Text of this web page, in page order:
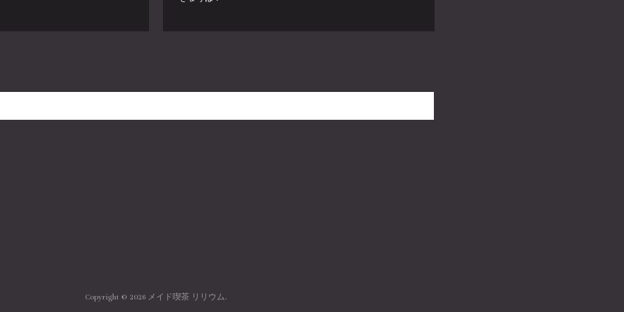
Copyright © 2026 メイド喫茶 リリウム.